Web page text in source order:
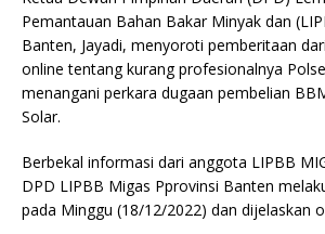
Pemantauan Bahan Bakar Minyak dan
Banten, Jayadi, menyoroti pemberitaan
online tentang kurang profesionalnya
menangani perkara dugaan pembelian
Solar.
Berbekal informasi dari anggota LIPBB
DPD LIPBB Migas Pprovinsi Banten
pada Minggu (18/12/2022) dan dijelaskan